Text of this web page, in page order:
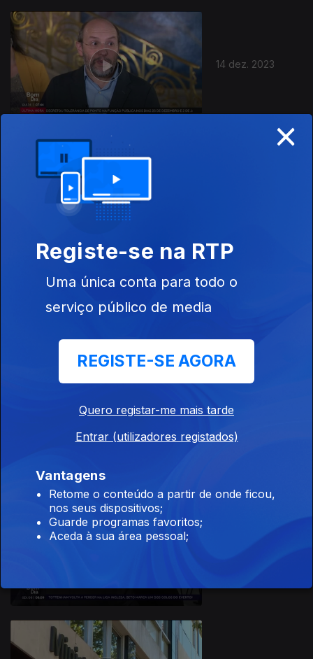
14 dez. 2023
11 dez. 2023
×
Registe-se na RTP
Uma única conta para todo o
serviço público de media
REGISTE-SE AGORA
Quero registar-me mais tarde
Entrar (utilizadores registados)
Vantagens
Retome o conteúdo a partir de onde ficou,
nos seus dispositivos;
Guarde programas favoritos;
Aceda à sua área pessoal;